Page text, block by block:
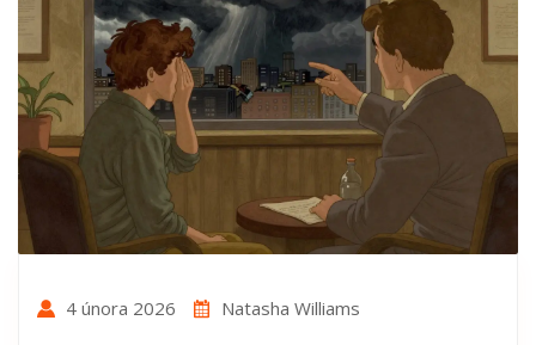
4 února 2026 Natasha Williams